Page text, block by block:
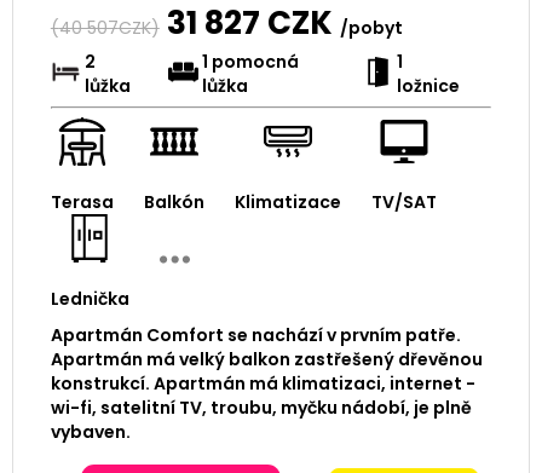
(40 507CZK) 31 827 CZK /pobyt
2
lůžka
1 pomocná
lůžka
1
ložnice
Terasa Balkón Klimatizace TV/SAT
Lednička
Apartmán Comfort se nachází v prvním patře.
Apartmán má velký balkon zastřešený dřevěnou
konstrukcí. Apartmán má klimatizaci, internet -
wi-fi, satelitní TV, troubu, myčku nádobí, je plně
vybaven.